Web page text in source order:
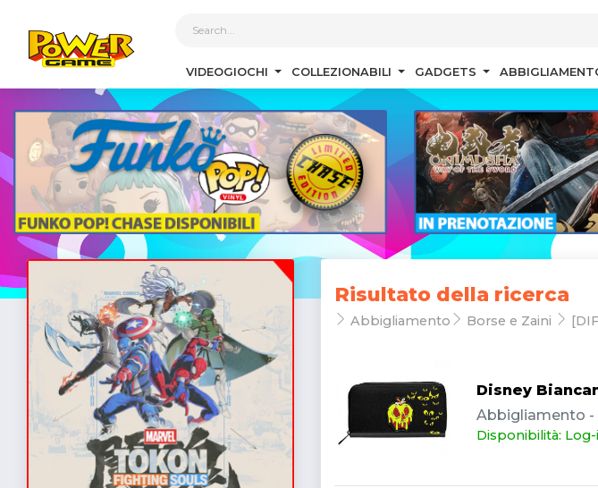
VIDEOGIOCHI COLLEZIONABILI GADGETS
Risultato della ricerca
Abbigliamento Borse e Zaini
Disney
Abbigliamento -
Disponibilità: